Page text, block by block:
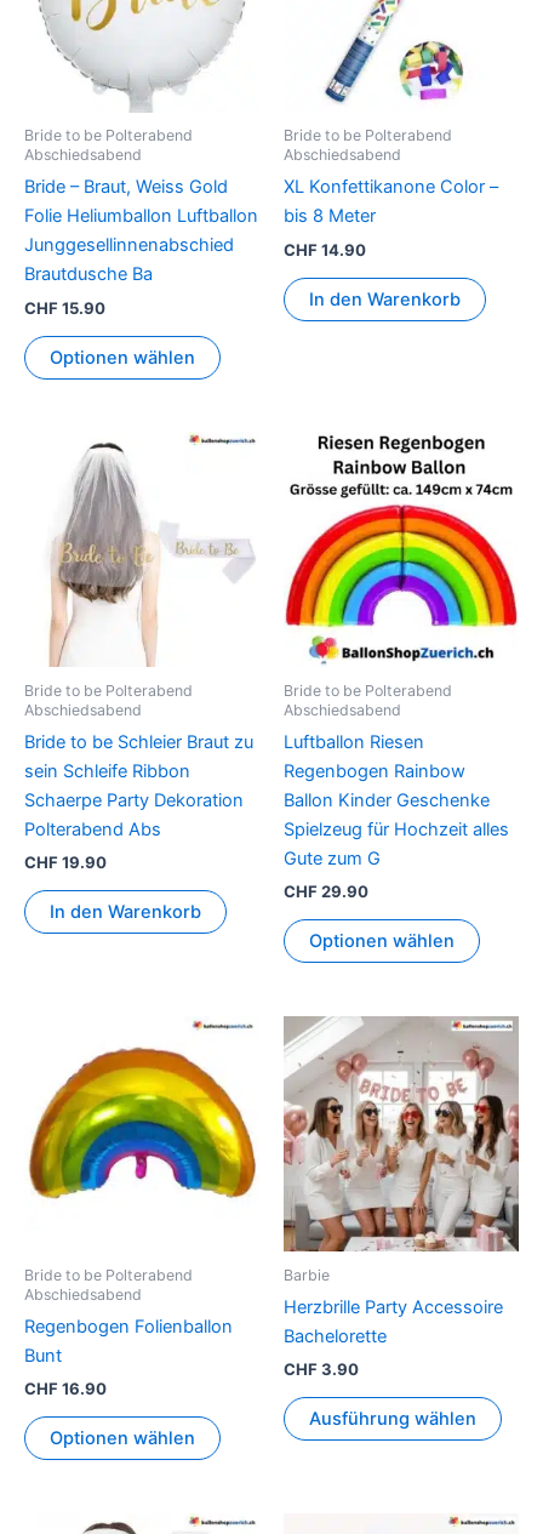
Bride to be Polterabend
Abschiedsabend
Bride – Braut, Weiss Gold
Folie Heliumballon Luftballon
Junggesellinnenabschied
Brautdusche Ba
CHF15.90
Optionen wählen
Bride to be Polterabend
Abschiedsabend
XL Konfettikanone Color –
bis 8 Meter
CHF14.90
In den Warenkorb
Bride to be Polterabend
Abschiedsabend
Bride to be Schleier Braut zu
sein Schleife Ribbon
Schaerpe Party Dekoration
Polterabend Abs
CHF19.90
In den Warenkorb
Bride to be Polterabend
Abschiedsabend
Luftballon Riesen
Regenbogen Rainbow
Ballon Kinder Geschenke
Spielzeug für Hochzeit alles
Gute zum G
CHF29.90
Optionen wählen
Bride to be Polterabend
Abschiedsabend
Regenbogen Folienballon
Bunt
CHF16.90
Optionen wählen
Barbie
Herzbrille Party Accessoire
Bachelorette
CHF3.90
Ausführung wählen
auf.
Die
der